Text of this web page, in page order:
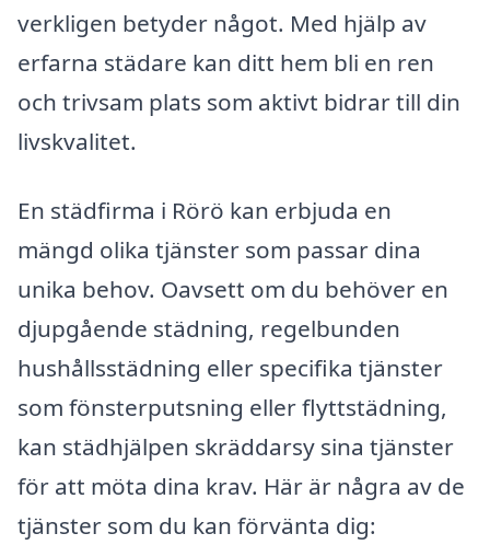
verkligen betyder något. Med hjälp av
erfarna städare kan ditt hem bli en ren
och trivsam plats som aktivt bidrar till din
livskvalitet.
En städfirma i Rörö kan erbjuda en
mängd olika tjänster som passar dina
unika behov. Oavsett om du behöver en
djupgående städning, regelbunden
hushållsstädning eller specifika tjänster
som fönsterputsning eller flyttstädning,
kan städhjälpen skräddarsy sina tjänster
för att möta dina krav. Här är några av de
tjänster som du kan förvänta dig: